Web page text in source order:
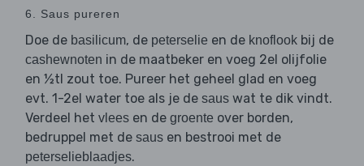
6. Saus pureren
Doe de basilicum, de peterselie en de knoflook bij de
cashewnoten in de maatbeker en voeg 2el olijfolie
en ½tl zout toe. Pureer het geheel glad en voeg
evt. 1-2el water toe als je de saus wat te dik vindt.
Verdeel het vlees en de groente over borden,
bedruppel met de saus en bestrooi met de
peterselieblaadjes.